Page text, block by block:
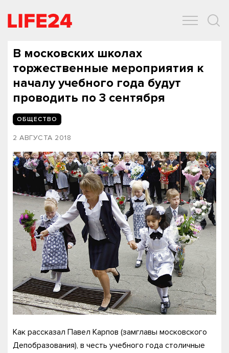
В московских школах
торжественные мероприятия к
началу учебного года будут
проводить по 3 сентября
ОБЩЕСТВО
2 АВГУСТА 2018
Как рассказал Павел Карпов (замглавы московского
Депобразования), в честь учебного года столичные